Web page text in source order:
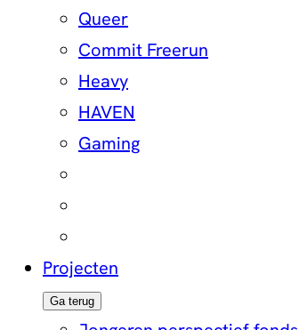
Queer
Commit Freerun
Heavy
HAVEN
Gaming
Projecten
Ga terug